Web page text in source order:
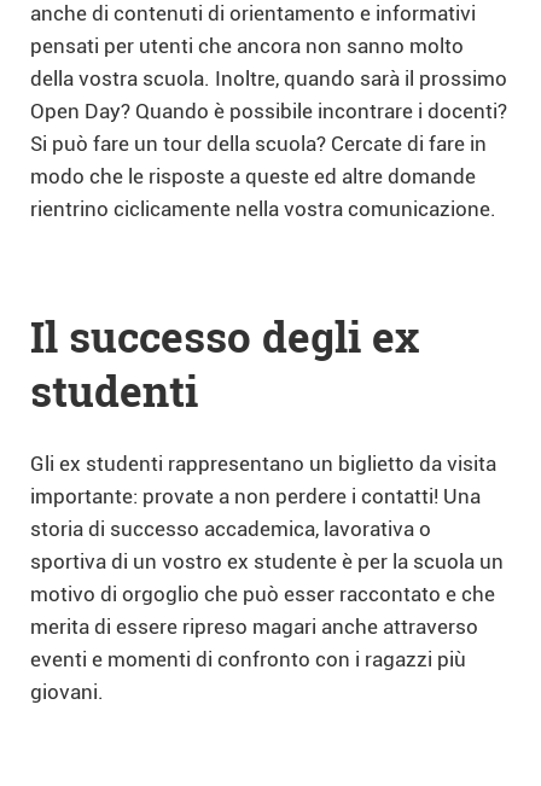
anche di contenuti di orientamento e informativi
pensati per utenti che ancora non sanno molto
della vostra scuola. Inoltre, quando sarà il prossimo
Open Day? Quando è possibile incontrare i docenti?
Si può fare un tour della scuola? Cercate di fare in
modo che le risposte a queste ed altre domande
rientrino ciclicamente nella vostra comunicazione.
Il successo degli ex
studenti
Gli ex studenti rappresentano un biglietto da visita
importante: provate a non perdere i contatti! Una
storia di successo accademica, lavorativa o
sportiva di un vostro ex studente è per la scuola un
motivo di orgoglio che può esser raccontato e che
merita di essere ripreso magari anche attraverso
eventi e momenti di confronto con i ragazzi più
giovani.